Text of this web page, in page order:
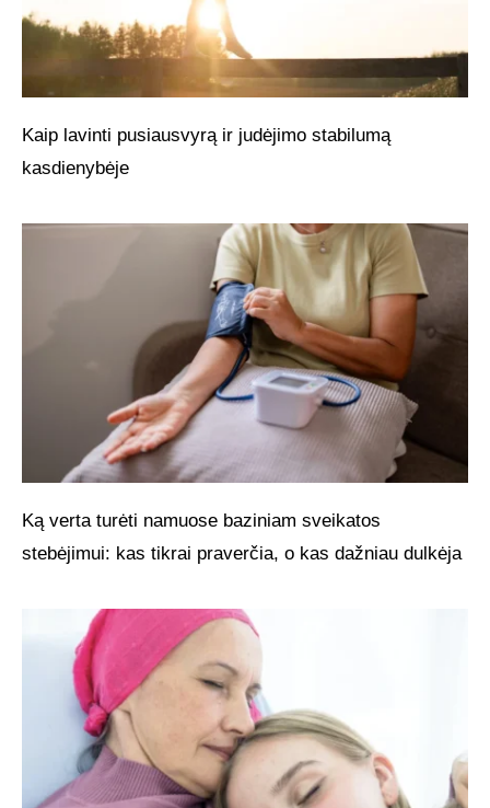
Kaip lavinti pusiausvyrą ir judėjimo stabilumą
kasdienybėje
Ką verta turėti namuose baziniam sveikatos
stebėjimui: kas tikrai praverčia, o kas dažniau dulkėja